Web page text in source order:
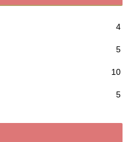
4
5
10
5